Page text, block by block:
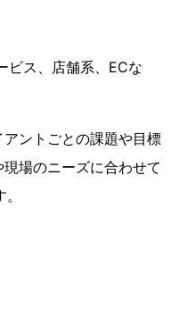
ビス、店舗系、ECな
ントごとの課題や目標
場のニーズに合わせて